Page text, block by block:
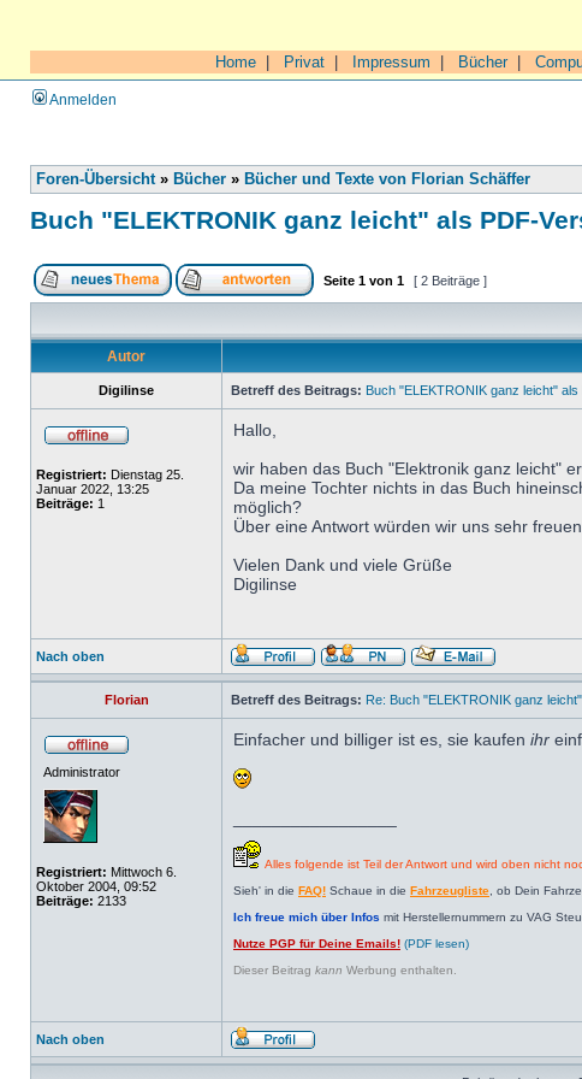
Home Privat Impressum Bücher|
Anmelden
Foren-Übersicht» Bücher » Bücher und Texte von Florian Schäffer
Buch "ELEKTRONIK ganz leicht" als PDF-
Seite 1 von 1 [ 2 Beiträge ]
Autor
Digilinse Betreff des Beitrags: Buch "ELEKTRONIK ganz leicht"
Registriert: Dienstag 25.
Januar 2022, 13:25
Beiträge: 1
Hallo,
wir haben das Buch "Elektronik ganz leicht"
Da meine Tochter nichts in das Buch
möglich?
Über eine Antwort würden wir uns sehr freuen.
Vielen Dank und viele Grüße
Digilinse
Nach oben
Florian Betreff des Beitrags: Re: Buch "ELEKTRONIK ganz
Administrator
Registriert: Mittwoch 6.
Oktober 2004, 09:52
Beiträge: 2133
Einfacher und billiger ist es, sie kaufen ihr
Alles folgende ist Teil der Antwort und wird oben nicht
Sieh' in die FAQ! Schaue in die Fahrzeugliste , ob Dein
Ich freue mich über Infos mit Herstellernummern zu VAG
Nutze PGP für Deine Emails! (PDF lesen)
Dieser Beitrag kann Werbung enthalten.
Nach oben